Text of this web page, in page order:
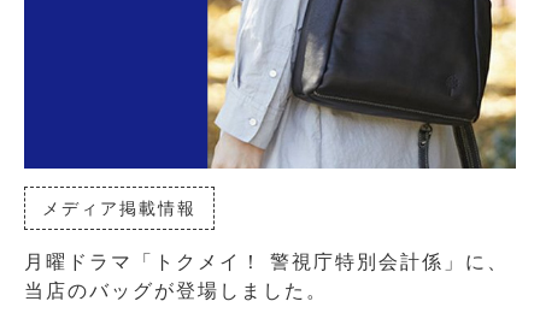
メディア掲載情報
月曜ドラマ「トクメイ！ 警視庁特別会計係」に、
当店のバッグが登場しました。